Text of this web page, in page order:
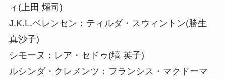
ィ(上田 燿司)
J.K.L.ベレンセン：ティルダ・スウィントン(勝生
真沙子)
シモーヌ：レア・セドゥ(塙 英子)
ルシンダ・クレメンツ：フランシス・マクドーマ